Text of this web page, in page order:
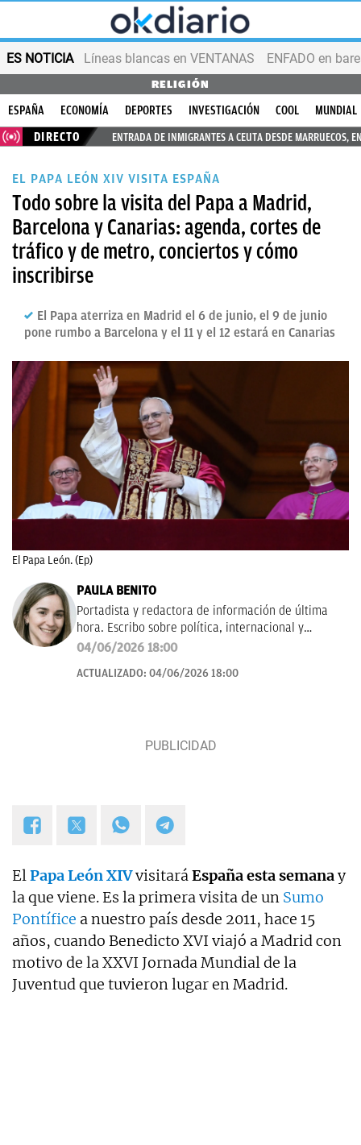
ES NOTICIA Líneas blancas en VENTANAS ENFADO en
RELIGIÓN
ESPAÑA ECONOMÍA DEPORTES INVESTIGACIÓN COOL
MUNDIAL
DIRECTO
ENTRADA DE INMIGRANTES A CEUTA DESDE MARRUECOS,
EL PAPA LEÓN XIV VISITA ESPAÑA
Todo sobre la visita del Papa a Madrid,
Barcelona y Canarias: agenda, cortes de
tráfico y de metro, conciertos y cómo
inscribirse
El Papa aterriza en Madrid el 6 de junio, el 9 de junio
pone rumbo a Barcelona y el 11 y el 12 estará en Canarias
El Papa León. (Ep)
PAULA BENITO
Portadista y redactora de información de última
hora. Escribo sobre política, internacional y
sociedad. Antes, en La Sexta. Contacto:
04/06/2026 18:00
ACTUALIZADO: 04/06/2026 18:00
ElPapa León XIVvisitaráEspaña esta semanay
la que viene. Es la primera visita de un Sumo
Pontífice a nuestro país desde 2011, hace 15
años, cuando Benedicto XVI viajó a Madrid con
motivo de la XXVI Jornada Mundial de la
Juventud que tuvieron lugar en Madrid.